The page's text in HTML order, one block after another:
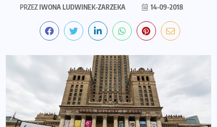
PRZEZIWONA LUDWINEK-ZARZEKA 14-09-2018